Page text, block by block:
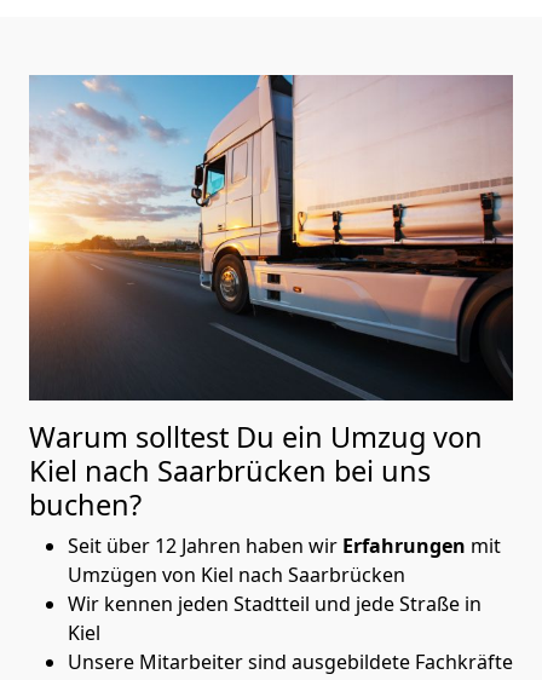
Warum solltest Du ein Umzug von
Kiel nach Saarbrücken bei uns
buchen?
Seit über 12 Jahren haben wir Erfahrungen mit
Umzügen von Kiel nach Saarbrücken
Wir kennen jeden Stadtteil und jede Straße in
Kiel
Unsere Mitarbeiter sind ausgebildete Fachkräfte